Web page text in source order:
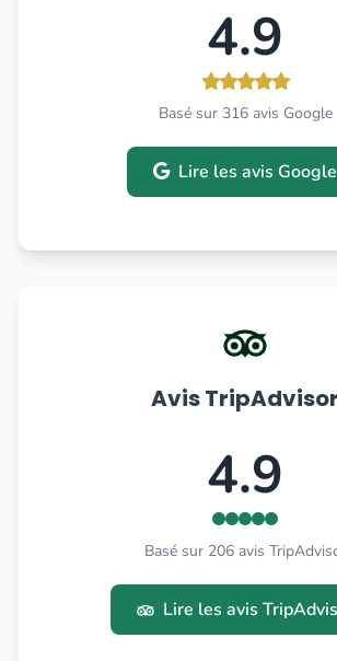
4.9
Basé sur 316 avis Google
Lire les avis Google
Avis TripAdvisor
4.9
Basé sur 206 avis
Lire les avis